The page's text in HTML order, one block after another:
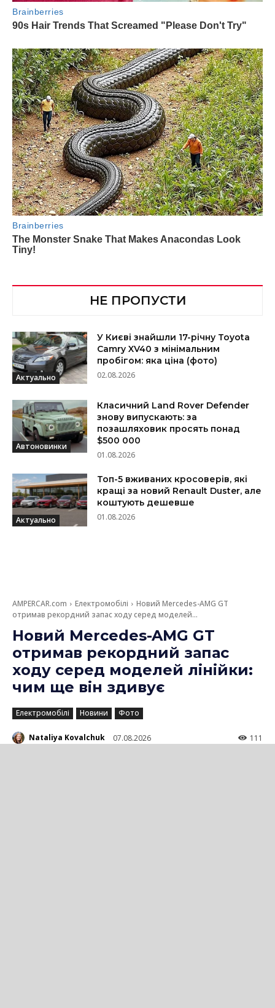
НЕ ПРОПУСТИ
Актуально
У Києві знайшли 17-річну Toyota
Camry XV40 з мінімальним
пробігом: яка ціна (фото)
02.08.2026
Автоновинки
Класичний Land Rover Defender
знову випускають: за
позашляховик просять понад
$500 000
01.08.2026
Актуально
Топ-5 вживаних кросоверів, які
кращі за новий Renault Duster, але
коштують дешевше
01.08.2026